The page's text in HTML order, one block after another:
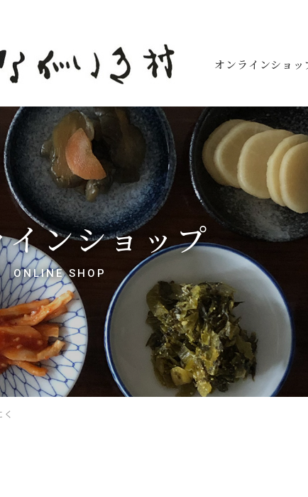
オンラインショッ
ンショップ
ONLINE SHOP